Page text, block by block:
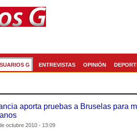
G ENTREVISTAS OPINIÓN
aporta pruebas a Bruselas para
octubre 2010 - 13:09